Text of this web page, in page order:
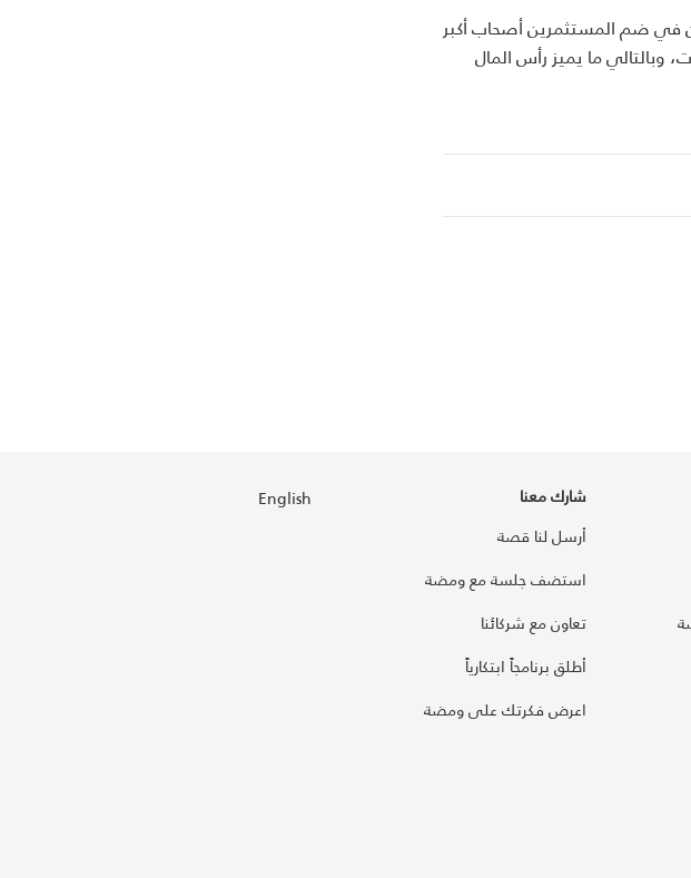
في ضم المستثمرين أصحاب أكبر
ما يميز رأس المال
شارك معنا
أرسل لنا قصة
استضف جلسة مع ومضة
تعاون مع شركائنا
أطلق برنامجاً ابتكارياً
اعرض فكرتك على ومضة
English